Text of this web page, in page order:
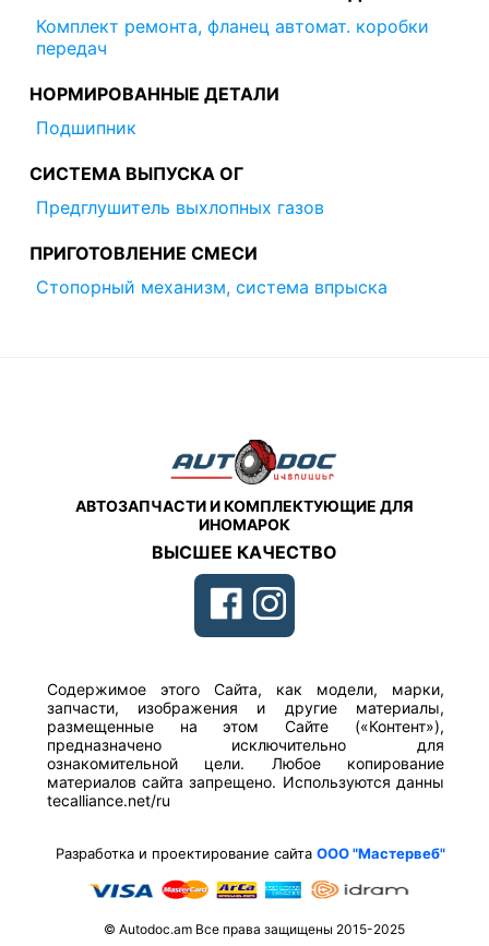
Комплект ремонта, фланец автомат. коробки
передач
НОРМИРОВАННЫЕ ДЕТАЛИ
Подшипник
СИСТЕМА ВЫПУСКА ОГ
Предглушитель выхлопных газов
ПРИГОТОВЛЕНИЕ СМЕСИ
Стопорный механизм, система впрыска
АВТОЗАПЧАСТИ И КОМПЛЕКТУЮЩИЕ ДЛЯ
ИНОМАРОК
ВЫСШЕЕ КАЧЕСТВО
Содержимое этого Сайта, как модели, марки,
запчасти, изображения и другие материалы,
размещенные на этом Сайте («Контент»),
предназначено исключительно для
ознакомительной цели. Любое копирование
материалов сайта запрещено. Используются данны
tecalliance.net/ru
Разработка и проектирование сайтаООО "Мастервеб"
© Autodoc.am Все права защищены 2015-2025